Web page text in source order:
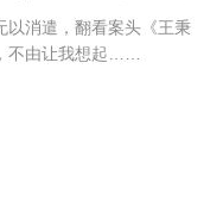
以消遣，翻看案头《王秉
不由让我想起……